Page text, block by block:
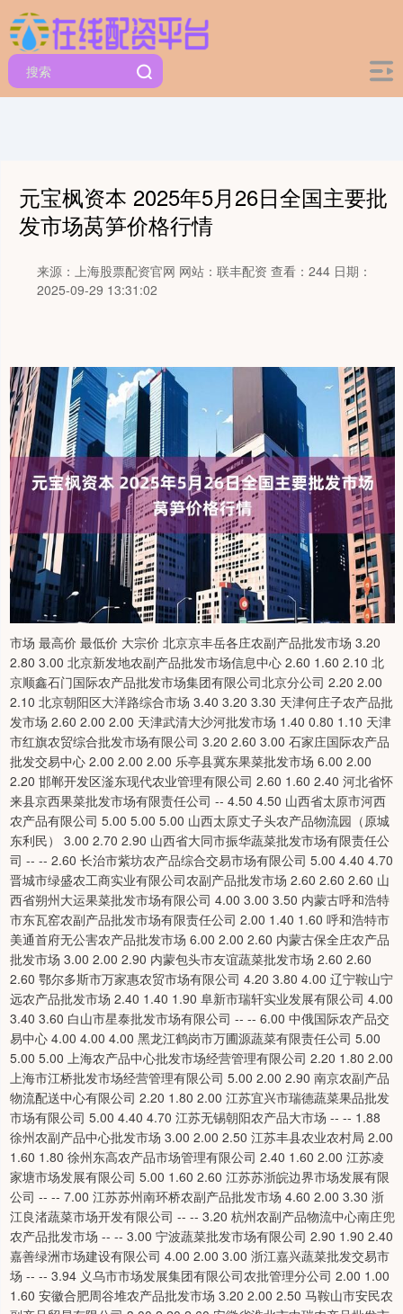
元宝枫资本 2025年5月26日全国主要批
发市场莴笋价格行情
来源：上海股票配资官网 网站：联丰配资 查看：244 日期：
2025-09-29 13:31:02
市场 最高价 最低价 大宗价 北京京丰岳各庄农副产品批发市场 3.20 2.80 3.00 北京新发地农副产品批发市场信息中心 2.60 1.60 2.10 北京顺鑫石门国际农产品批发市场集团有限公司北京分公司 2.20 2.00 2.10 北京朝阳区大洋路综合市场 3.40 3.20 3.30 天津何庄子农产品批发市场 2.60 2.00 2.00 天津武清大沙河批发市场 1.40 0.80 1.10 天津市红旗农贸综合批发市场有限公司 3.20 2.60 3.00 石家庄国际农产品批发交易中心 2.00 2.00 2.00 乐亭县冀东果菜批发市场 6.00 2.00 2.20 邯郸开发区滏东现代农业管理有限公司 2.60 1.60 2.40 河北省怀来县京西果菜批发市场有限责任公司 -- 4.50 4.50 山西省太原市河西农产品有限公司 5.00 5.00 5.00 山西太原丈子头农产品物流园（原城东利民） 3.00 2.70 2.90 山西省大同市振华蔬菜批发市场有限责任公司 -- -- 2.60 长治市紫坊农产品综合交易市场有限公司 5.00 4.40 4.70 晋城市绿盛农工商实业有限公司农副产品批发市场 2.60 2.60 2.60 山西省朔州大运果菜批发市场有限公司 4.00 3.00 3.50 内蒙古呼和浩特市东瓦窑农副产品批发市场有限责任公司 2.00 1.40 1.60 呼和浩特市美通首府无公害农产品批发市场 6.00 2.00 2.60 内蒙古保全庄农产品批发市场 3.00 2.00 2.90 内蒙包头市友谊蔬菜批发市场 2.60 2.60 2.60 鄂尔多斯市万家惠农贸市场有限公司 4.20 3.80 4.00 辽宁鞍山宁远农产品批发市场 2.40 1.40 1.90 阜新市瑞轩实业发展有限公司 4.00 3.40 3.60 白山市星泰批发市场有限公司 -- -- 6.00 中俄国际农产品交易中心 4.00 4.00 4.00 黑龙江鹤岗市万圃源蔬菜有限责任公司 5.00 5.00 5.00 上海农产品中心批发市场经营管理有限公司 2.20 1.80 2.00 上海市江桥批发市场经营管理有限公司 5.00 2.00 2.90 南京农副产品物流配送中心有限公司 2.20 1.80 2.00 江苏宜兴市瑞德蔬菜果品批发市场有限公司 5.00 4.40 4.70 江苏无锡朝阳农产品大市场 -- -- 1.88 徐州农副产品中心批发市场 3.00 2.00 2.50 江苏丰县农业农村局 2.00 1.60 1.80 徐州东高农产品市场管理有限公司 2.40 1.60 2.00 江苏凌家塘市场发展有限公司 5.00 1.60 2.60 江苏苏浙皖边界市场发展有限公司 -- -- 7.00 江苏苏州南环桥农副产品批发市场 4.60 2.00 3.30 浙江良渚蔬菜市场开发有限公司 -- -- 3.20 杭州农副产品物流中心南庄兜农产品批发市场 -- -- 3.00 宁波蔬菜批发市场有限公司 2.90 1.90 2.40 嘉善绿洲市场建设有限公司 4.00 2.00 3.00 浙江嘉兴蔬菜批发交易市场 -- -- 3.94 义乌市市场发展集团有限公司农批管理分公司 2.00 1.00 1.60 安徽合肥周谷堆农产品批发市场 3.20 2.00 2.50 马鞍山市安民农副产品贸易有限公司 3.00 2.20 2.60 安徽省淮北市中瑞农产品批发市场 -- -- 2.20 安徽安庆市龙狮桥蔬菜批发市场 5.20 2.40 3.80 天长市永福农副产品批发市场 2.40 2.00 2.20 阜阳农产品中心批发市场 2.60 2.00 2.20 北海果业砀山惠丰市场有限公司 -- -- 2.00 安徽六安市裕安区紫竹林农产品批发市场 3.50 2.00 2.40 亳州农产品有限责任公司 -- -- 1.80 福建省福州市海峡蔬菜批发市场 8.00 0.60 2.36 福建厦门同安闽南果蔬批发市场 2.20 1.00 1.40 福建省福鼎市商贸业服务中心 3.20 1.60 2.60 南昌深圳农产品中心批发市场有限公司 3.20 2.80 3.00 江西乐平蔬菜农产品批发大市场 2.20 1.80 2.00 江西九江琵琶湖农产品物流有限公司 2.00 1.60 1.80 江西永丰县蔬菜批发市场 -- -- 2.60 山东章丘刁镇蔬菜批发市场 2.00 1.20 1.60 青岛抚顺路蔬菜副食品批发市场股份有限公司 3.00 1.40 2.20 山东青岛黄河路农产品批发市场 5.00 2.00 3.50 山东淄博市鲁中蔬菜批发市场 -- -- 2.60 鲁南蔬菜产业有限公司 -- -- 1.20 河南万邦国际农产品物流股份有限公司 1.80 1.60 1.70 河南濮阳宏进农副产品批发市场有限公司（原河南濮阳蔬菜瓜果批发市场） -- -- 2.00 河南新野县蔬菜批发市场 1.60 1.40 1.50 河南金牛大别山农产品现代物流中心 8.50 1.20 1.80 武汉白沙洲农副产品大市场有限公司 3.50 1.50 2.50 湖北襄樊市蔬菜批发市场 -- -- 2.40 湖北四季青农贸市场管理有限公司 3.00 3.00 3.00 湖北鄂州市蟠龙农产品批发市场 3.90 3.00 3.00 湖北省洪湖农贸市场 3.20 2.40 2.80 两湖绿谷物流股份有限公司 2.80 2.40 2.60 湖北黄商集团股份有限公司